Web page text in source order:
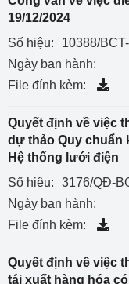
19/12/2024
Số hiệu:
10388/
Ngày ban hành:
File đính kèm:
Quyết định về việc
dự thảo Quy chuẩn
Hệ thống lưới điện
Số hiệu:
3176/QĐ-
Ngày ban hành:
File đính kèm:
Quyết định về việc
tái xuất hàng hóa